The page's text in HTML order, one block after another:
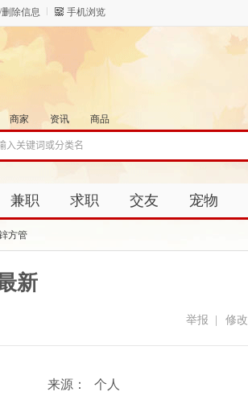
除信息 手机浏览
商家 资讯 商品
兼职 求职 交友 宠物
方管
新
修改
举报
来源： 个人